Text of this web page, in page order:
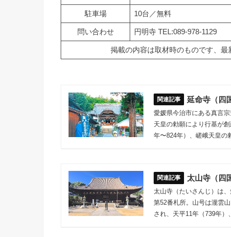
駐車場 10台／無料
問い合わせ 円明寺 TEL:089-978-1129
掲載の内容は取材時のものです、最
延命寺（四
愛媛県今治市にある真言
天皇の勅願により行基が
年〜824年）、嵯峨天皇の
太山寺（四
太山寺（たいさんじ）は
第52番札所。山号は瀧雲
され、天平11年（739年